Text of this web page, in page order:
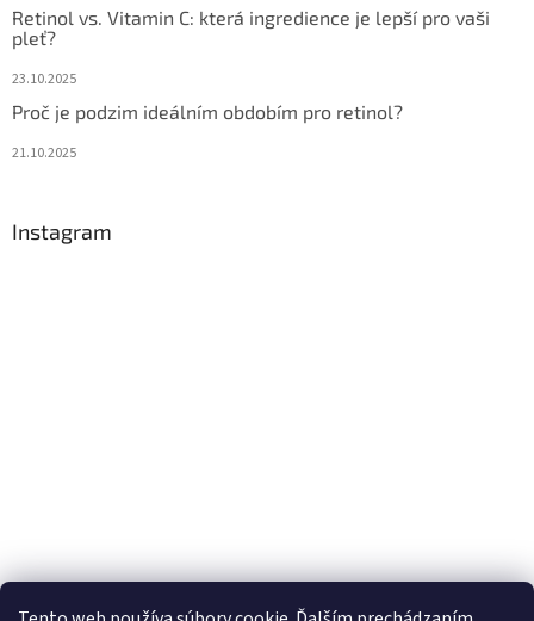
Retinol vs. Vitamin C: která ingredience je lepší pro vaši
pleť?
23.10.2025
Proč je podzim ideálním obdobím pro retinol?
21.10.2025
Instagram